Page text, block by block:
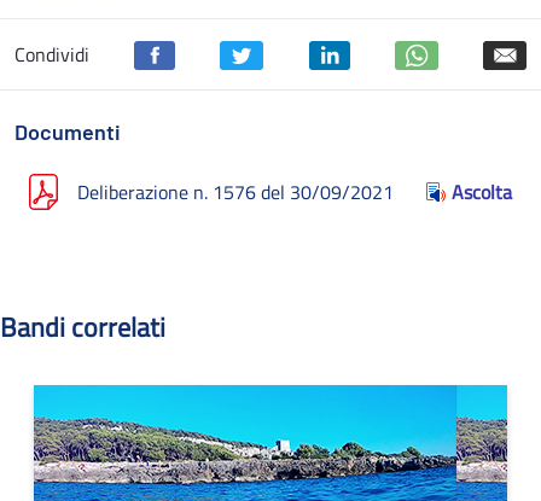
Condividi
Documenti
Deliberazione n. 1576 del 30/09/2021 Ascolta
Bandi correlati